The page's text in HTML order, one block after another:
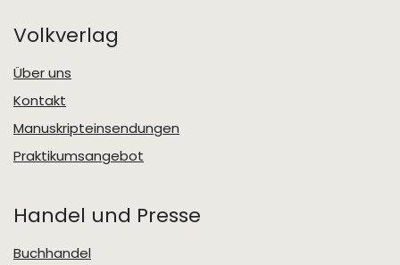
Volkverlag
Über uns
Kontakt
Manuskripteinsendungen
Praktikumsangebot
Handel und Presse
Buchhandel